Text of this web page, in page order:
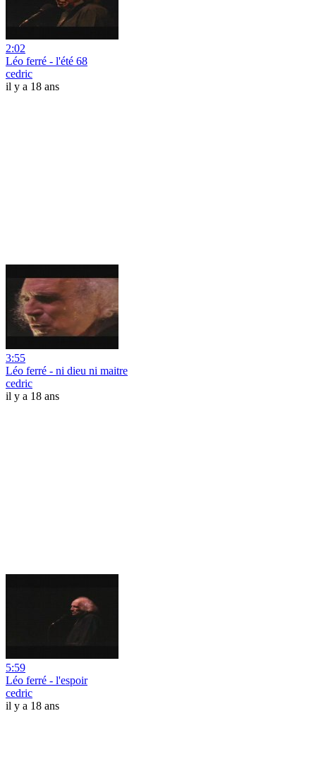
2:02
Léo ferré - l'été 68
cedric
il y a 18 ans
3:55
Léo ferré - ni dieu ni maitre
cedric
il y a 18 ans
5:59
Léo ferré - l'espoir
cedric
il y a 18 ans